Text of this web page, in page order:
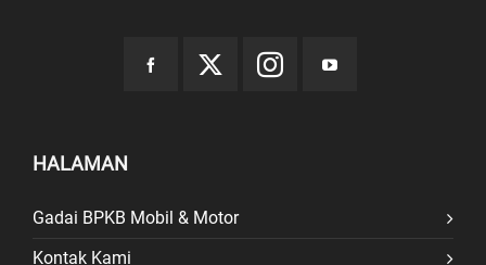
HALAMAN
Gadai BPKB Mobil & Motor
Kontak Kami